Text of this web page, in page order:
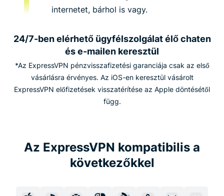
internetet, bárhol is vagy.
24/7-ben elérhető ügyfélszolgálat élő chaten
és e-mailen keresztül
*Az ExpressVPN pénzvisszafizetési garanciája csak az első
vásárlásra érvényes. Az iOS-en keresztül vásárolt
ExpressVPN előfizetések visszatérítése az Apple döntésétől
függ.
Az ExpressVPN kompatibilis a
következőkkel